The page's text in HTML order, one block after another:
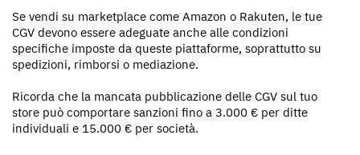
Se vendi su marketplace come Amazon o Rakuten, le tue
CGV devono essere adeguate anche alle condizioni
specifiche imposte da queste piattaforme, soprattutto su
spedizioni, rimborsi o mediazione.
Ricorda che la mancata pubblicazione delle CGV sul tuo
store può comportare sanzioni fino a 3.000 € per ditte
individuali e 15.000 € per società.